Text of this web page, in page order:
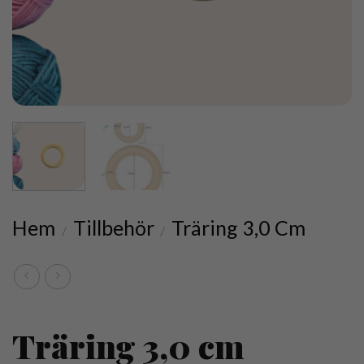
Hem / Tillbehör / Träring 3,0 Cm
Träring 3,0 cm